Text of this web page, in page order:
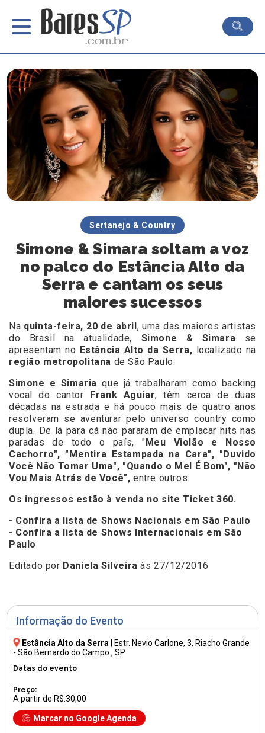
Informação do Evento
Estância Alto da Serra Estr. Nevio Carlone, 3, Riacho Grande
- São Bernardo do Campo , SP
Datas do evento
Preço:
A partir de R$:30,00
Marcar no Google Agenda
Sertanejo & Country
Simone & Simara soltam a voz
no palco do Estância Alto da
Serra e cantam os seus
maiores sucessos
Na quinta-feira, 20 de abril , uma das maiores artistas
do Brasil na atualidade, Simone & Simara se
apresentam no Estância Alto da Serra, localizado na
região metropolitana de São Paulo.
Simone e Simariaque já trabalharam como backing
vocal do cantor
Frank Aguiar, têm cerca de duas
décadas na estrada e há pouco mais de quatro anos
resolveram se aventurar pelo universo country como
dupla. De lá para cá não pararam de emplacar hits nas
paradas de todo o país, " Meu Violão e Nosso
Cachorro", "Mentira Estampada na Cara", "Duvido
Você Não Tomar Uma", "Quando o Mel É Bom", "Não
Vou Mais Atrás de Você",entre outros.
Os ingressos estão à venda no site Ticket 360.
- Confira a lista de Shows Nacionais em São Paulo
- Confira a lista de Shows Internacionais em São
Paulo
Editado por Daniela Silveira às 27/12/2016